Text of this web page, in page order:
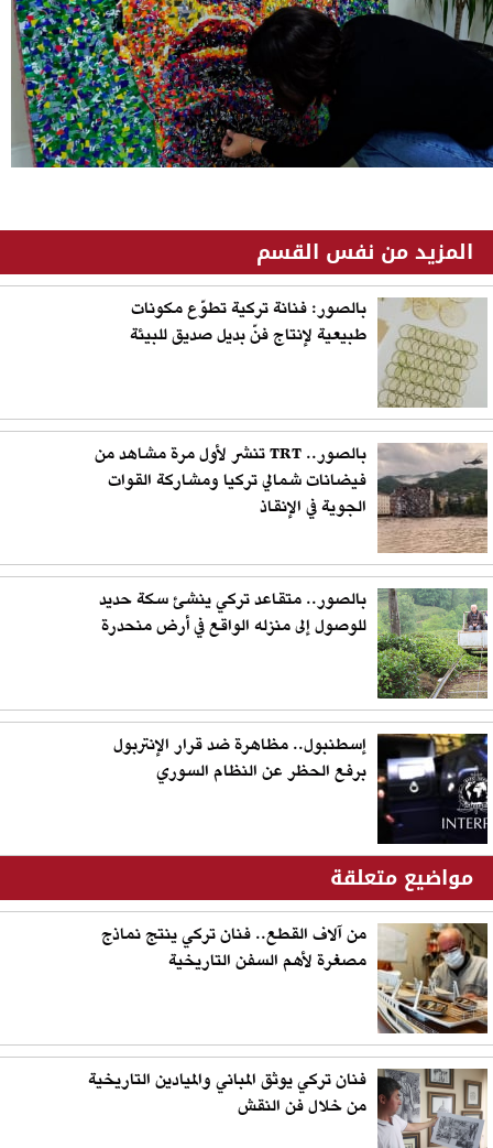
المزيد من نفس القسم
بالصور: فنانة تركية تطوّع مكونات
طبيعية لإنتاج فنّ بديل صديق للبيئة
بالصور.. TRT تنشر لأول مرة مشاهد من
فيضانات شمالي تركيا ومشاركة القوات
الجوية في الإنقاذ
بالصور.. متقاعد تركي ينشئ سكة حديد
للوصول إلى منزله الواقع في أرض منحدرة
إسطنبول.. مظاهرة ضد قرار الإنتربول
برفع الحظر عن النظام السوري
مواضيع متعلقة
من آلاف القطع.. فنان تركي ينتج نماذج
مصغرة لأهم السفن التاريخية
فنان تركي يوثق المباني والميادين التاريخية
من خلال فن النقش